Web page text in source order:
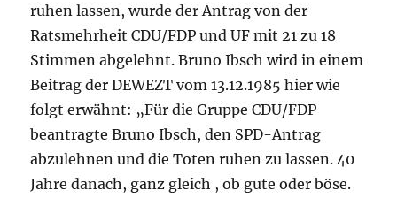
ruhen lassen, wurde der Antrag von der
Ratsmehrheit CDU/FDP und UF mit 21 zu 18
Stimmen abgelehnt. Bruno Ibsch wird in einem
Beitrag der DEWEZT vom 13.12.1985 hier wie
folgt erwähnt: „Für die Gruppe CDU/FDP
beantragte Bruno Ibsch, den SPD-Antrag
abzulehnen und die Toten ruhen zu lassen. 40
Jahre danach, ganz gleich , ob gute oder böse.